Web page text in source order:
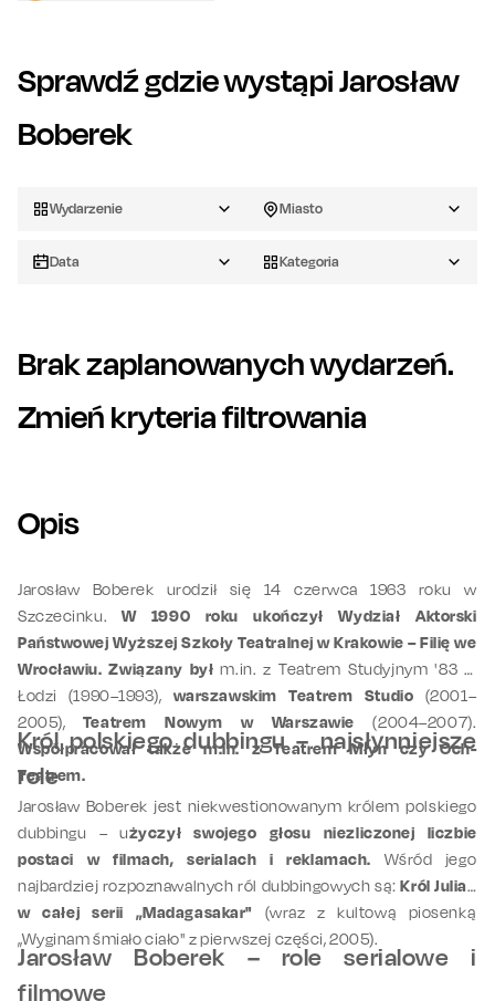
Sprawdź gdzie wystąpiJarosław
Boberek
Wydarzenie Miasto
Data Kategoria
Brak zaplanowanych wydarzeń.
Zmień kryteria filtrowania
Opis
Jarosław Boberek urodził się 14 czerwca 1963 roku w
Szczecinku.W 1990 roku ukończył Wydział Aktorski
Państwowej Wyższej Szkoły Teatralnej w Krakowie – Filię we
Wrocławiu. Związany byłm.in. z Teatrem Studyjnym '83 w
Łodzi (1990–1993),warszawskim Teatrem Studio (2001–
2005), Teatrem Nowym w Warszawie (2004–2007).
Współpracował także m.in. z Teatrem Młyn czy Och-
Teatrem.
Król polskiego dubbingu – najsłynniejsze
role
Jarosław Boberek jest niekwestionowanym królem polskiego
dubbingu – użyczył swojego głosu niezliczonej liczbie
postaci w filmach, serialach i reklamach. Wśród jego
najbardziej rozpoznawalnych ról dubbingowych są:Król Julian
w całej serii „Madagasakar" (wraz z kultową piosenką
„Wyginam śmiało ciało" z pierwszej części, 2005).
Jarosław Boberek – role serialowe i
filmowe